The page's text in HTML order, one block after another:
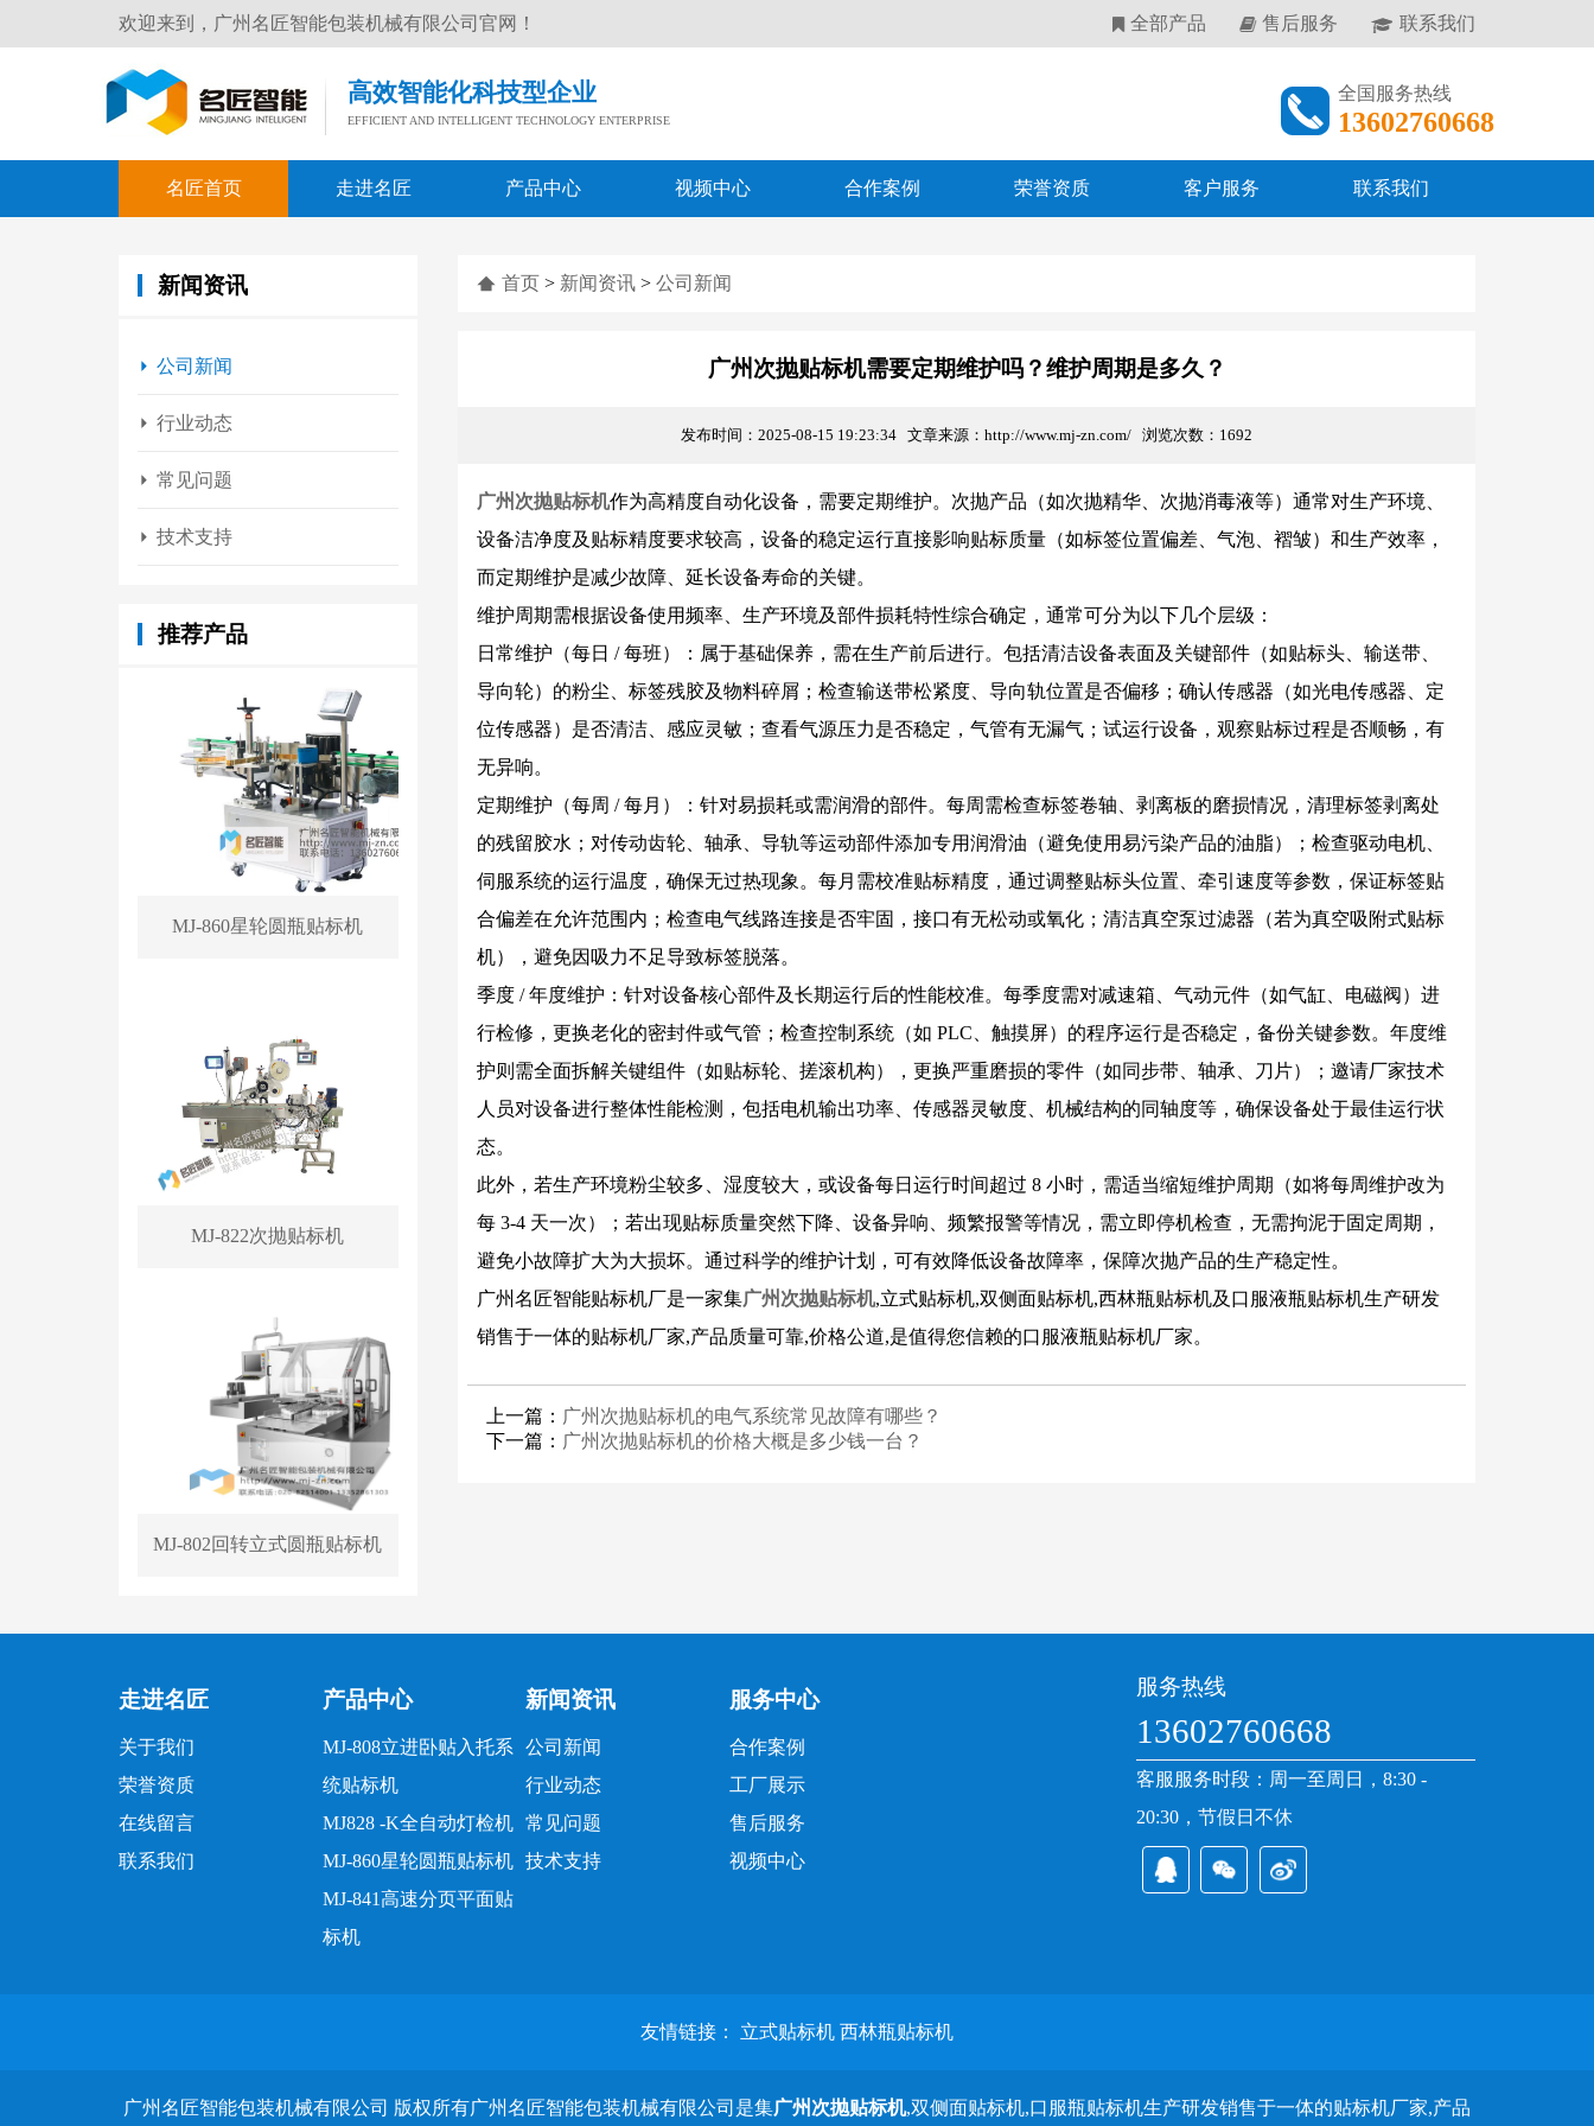
欢迎来到，广州名匠智能包装机械有限公司官网！ 全部产品 售后服务 联系我们
高效智能化科技型企业
EFFICIENT AND INTELLIGENT TECHNOLOGY ENTERPRISE
全国服务热线
13602760668
名匠首页 走进名匠 产品中心 视频中心 合作案例 荣誉资质 客户服务 联系我们
新闻资讯
公司新闻
行业动态
常见问题
技术支持
推荐产品
MJ-860星轮圆瓶贴标机
MJ-822次抛贴标机
MJ-802回转立式圆瓶贴标机
首页> 新闻资讯> 公司新闻
广州次抛贴标机需要定期维护吗？维护周期是多久？
发布时间：2025-08-15 19:23:34 文章来源：http://www.mj-zn.com/ 浏览次数：1692
广州次抛贴标机作为高精度自动化设备，需要定期维护。次抛产品（如次抛精华、次抛消毒液等）通常对生产环境、
设备洁净度及贴标精度要求较高，设备的稳定运行直接影响贴标质量（如标签位置偏差、气泡、褶皱）和生产效率，
而定期维护是减少故障、延长设备寿命的关键。
维护周期需根据设备使用频率、生产环境及部件损耗特性综合确定，通常可分为以下几个层级：
日常维护（每日 / 每班）：属于基础保养，需在生产前后进行。包括清洁设备表面及关键部件（如贴标头、输送带、
导向轮）的粉尘、标签残胶及物料碎屑；检查输送带松紧度、导向轨位置是否偏移；确认传感器（如光电传感器、定
位传感器）是否清洁、感应灵敏；查看气源压力是否稳定，气管有无漏气；试运行设备，观察贴标过程是否顺畅，有
无异响。
定期维护（每周 / 每月）：针对易损耗或需润滑的部件。每周需检查标签卷轴、剥离板的磨损情况，清理标签剥离处
的残留胶水；对传动齿轮、轴承、导轨等运动部件添加专用润滑油（避免使用易污染产品的油脂）；检查驱动电机、
伺服系统的运行温度，确保无过热现象。每月需校准贴标精度，通过调整贴标头位置、牵引速度等参数，保证标签贴
合偏差在允许范围内；检查电气线路连接是否牢固，接口有无松动或氧化；清洁真空泵过滤器（若为真空吸附式贴标
机），避免因吸力不足导致标签脱落。
季度 / 年度维护：针对设备核心部件及长期运行后的性能校准。每季度需对减速箱、气动元件（如气缸、电磁阀）进
行检修，更换老化的密封件或气管；检查控制系统（如 PLC、触摸屏）的程序运行是否稳定，备份关键参数。年度维
护则需全面拆解关键组件（如贴标轮、搓滚机构），更换严重磨损的零件（如同步带、轴承、刀片）；邀请厂家技术
人员对设备进行整体性能检测，包括电机输出功率、传感器灵敏度、机械结构的同轴度等，确保设备处于最佳运行状
态。
此外，若生产环境粉尘较多、湿度较大，或设备每日运行时间超过 8 小时，需适当缩短维护周期（如将每周维护改为
每 3-4 天一次）；若出现贴标质量突然下降、设备异响、频繁报警等情况，需立即停机检查，无需拘泥于固定周期，
避免小故障扩大为大损坏。通过科学的维护计划，可有效降低设备故障率，保障次抛产品的生产稳定性。
广州名匠智能贴标机厂是一家集广州次抛贴标机,立式贴标机,双侧面贴标机,西林瓶贴标机及口服液瓶贴标机生产研发
销售于一体的贴标机厂家,产品质量可靠,价格公道,是值得您信赖的口服液瓶贴标机厂家。
上一篇： 广州次抛贴标机的电气系统常见故障有哪些？
下一篇： 广州次抛贴标机的价格大概是多少钱一台？
走进名匠
关于我们
荣誉资质
在线留言
联系我们
产品中心
MJ-808立进卧贴入托系
统贴标机
MJ828 -K全自动灯检机
MJ-860星轮圆瓶贴标机
MJ-841高速分页平面贴
标机
新闻资讯
公司新闻
行业动态
常见问题
技术支持
服务中心
合作案例
工厂展示
售后服务
视频中心
服务热线
13602760668
客服服务时段：周一至周日，8:30 -
20:30，节假日不休
友情链接： 立式贴标机 西林瓶贴标机
广州名匠智能包装机械有限公司 版权所有广州名匠智能包装机械有限公司是集广州次抛贴标机,双侧面贴标机,口服瓶贴标机生产研发销售于一体的贴标机厂家,产品